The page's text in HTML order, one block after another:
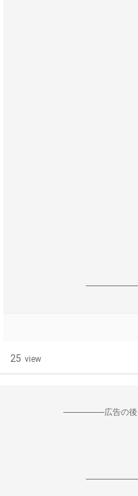
25 view
--------------------広告の